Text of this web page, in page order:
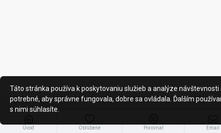
Úvod Obľúbené Porovnať Email
Táto stránka používa k poskytovaniu služieb a analýze návštevnosti
potrebné, aby správne fungovala, dobre sa ovládala. Ďalším
s nimi súhlasíte.